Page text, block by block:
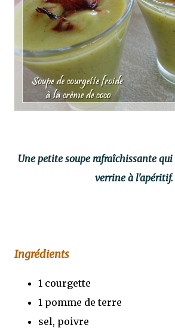
Une petite soupe rafraîchissante
verrine à l'apéritif.
Ingrédients
1 courgette
1 pomme de terre
sel, poivre